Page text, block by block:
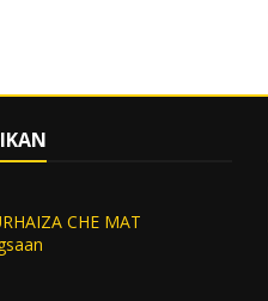
CHE MAT